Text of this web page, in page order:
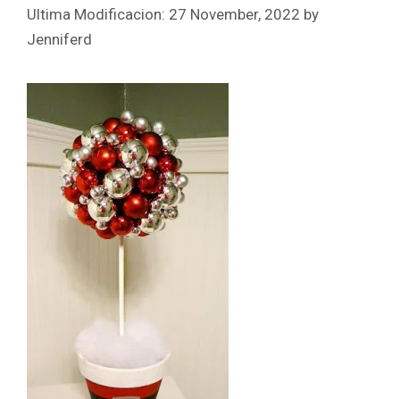
27 November, 2022 by
Jenniferd